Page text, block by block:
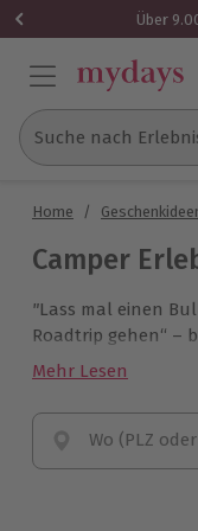
Über
Suche nach
Home /
Camper
"Lass mal einen
Roadtrip gehen“ –
Worten beginnen,
minimalistisch bis
und schon bald
Mehr Lesen
Wo (PLZ